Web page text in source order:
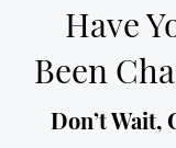
Have
Been
Don’t Wait,